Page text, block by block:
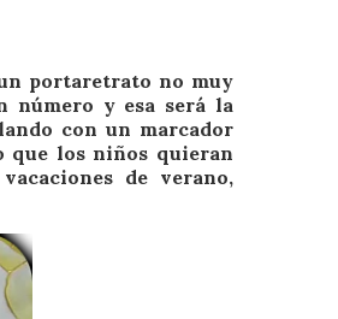
portaretrato no muy
número y esa será la
con un marcador
que los niños quieran
de verano,